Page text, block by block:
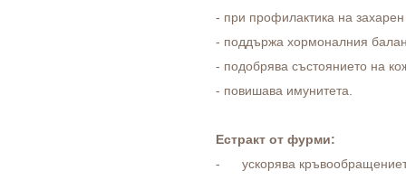
- при профилактика на
- поддържа хормоналния
- подобрява състоянието на
- повишава имунитета.
Естракт от фурми:
- ускорява